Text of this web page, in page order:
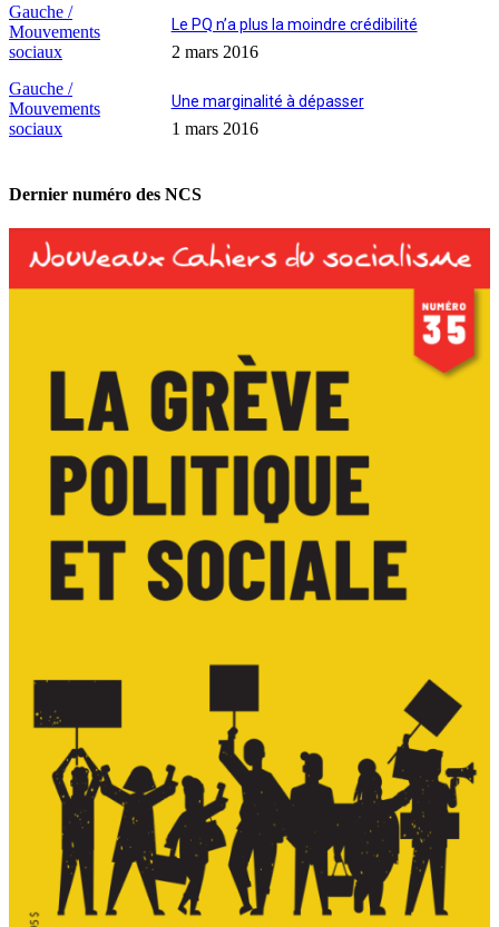
Gauche /
Mouvements
sociaux
Le PQ n’a plus la moindre crédibilité
2 mars 2016
Gauche /
Mouvements
sociaux
Une marginalité à dépasser
1 mars 2016
Dernier numéro des NCS